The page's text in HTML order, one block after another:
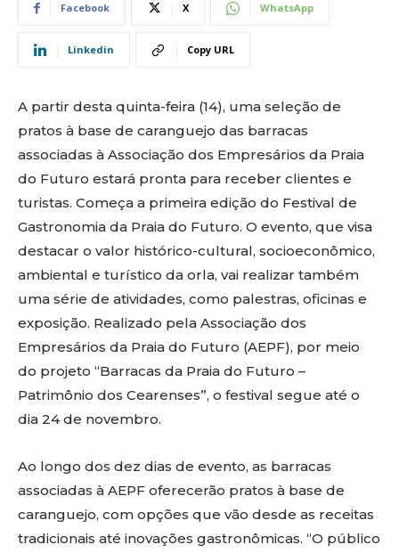
Facebook X WhatsApp
Linkedin Copy URL
A partir desta quinta-feira (14), uma seleção de
pratos à base de caranguejo das barracas
associadas à Associação dos Empresários da Praia
do Futuro estará pronta para receber clientes e
turistas. Começa a primeira edição do Festival de
Gastronomia da Praia do Futuro. O evento, que visa
destacar o valor histórico-cultural, socioeconômico,
ambiental e turístico da orla, vai realizar também
uma série de atividades, como palestras, oficinas e
exposição. Realizado pela Associação dos
Empresários da Praia do Futuro (AEPF), por meio
do projeto “Barracas da Praia do Futuro –
Patrimônio dos Cearenses”, o festival segue até o
dia 24 de novembro.
Ao longo dos dez dias de evento, as barracas
associadas à AEPF oferecerão pratos à base de
caranguejo, com opções que vão desde as receitas
tradicionais até inovações gastronômicas. “O público